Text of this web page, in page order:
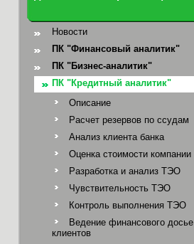
Новости
ПК "Финансовый аналитик"
ПК "Бизнес-аналитик"
ПК "Кредитный аналитик"
Описание
Расчет резервов по ссудам
Анализ клиента банка
Оценка стоимости компании
Разработка и анализ ТЭО
Чувствительность ТЭО
Контроль выполнения ТЭО
Ведение финансового досье
клиентов